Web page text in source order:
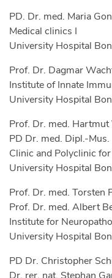
PD. Dr. med. Maria
Medical clinics I
University Hospital
Prof. Dr. Dagmar
Institute of Innate
University Hospital
Prof. Dr. med. Hartmut
PD Dr. med. Dipl.-
Clinic and Polyclinic
University Hospital
Prof. Dr. med. Torsten
Prof. Dr. med. Albert
Institute for
University Hospital
PD Dr. Christopher